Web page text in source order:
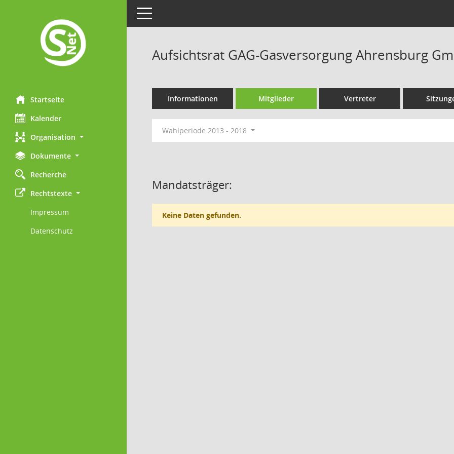
Startseite
Kalender
Organisation
Dokumente
Recherche
Rechtstexte
Impressum
Datenschutz
Toggle navigation
Aufsichtsrat GAG-Gasversorgung Ahrensburg
Informationen Mitglieder Vertreter
Wahlperiode 2013 - 2018
Mandatsträger:
Keine Daten gefunden.